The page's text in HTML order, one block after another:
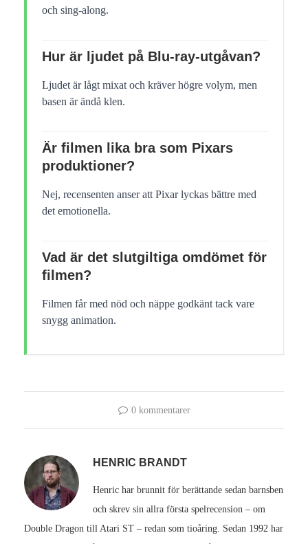
och sing-along.
Hur är ljudet på Blu-ray-utgåvan?
Ljudet är lågt mixat och kräver högre volym, men
basen är ändå klen.
Är filmen lika bra som Pixars
produktioner?
Nej, recensenten anser att Pixar lyckas bättre med
det emotionella.
Vad är det slutgiltiga omdömet för
filmen?
Filmen får med nöd och näppe godkänt tack vare
snygg animation.
0 kommentarer
HENRIC BRANDT
Henric har brunnit för berättande sedan barnsben
och skrev sin allra första spelrecension – om
Double Dragon till Atari ST – redan som tioåring. Sedan 1992 har